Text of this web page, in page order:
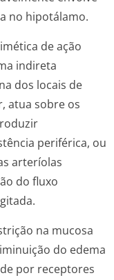
no hipotálamo.
de ação
indireta
dos locais de
atua sobre os
periférica, ou
arteríolas
do fluxo
na mucosa
do edema
por receptores